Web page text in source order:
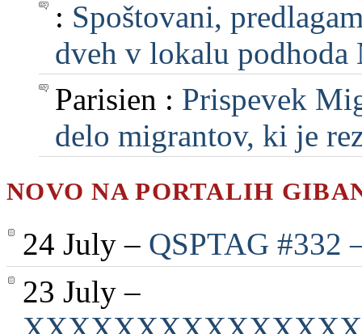
: Spoštovani,
dveh v lokalu
Parisien : Prispevek
delo migrantov, ki je
NOVO NA PORTALIH
24 July – QSPTAG
23 July –